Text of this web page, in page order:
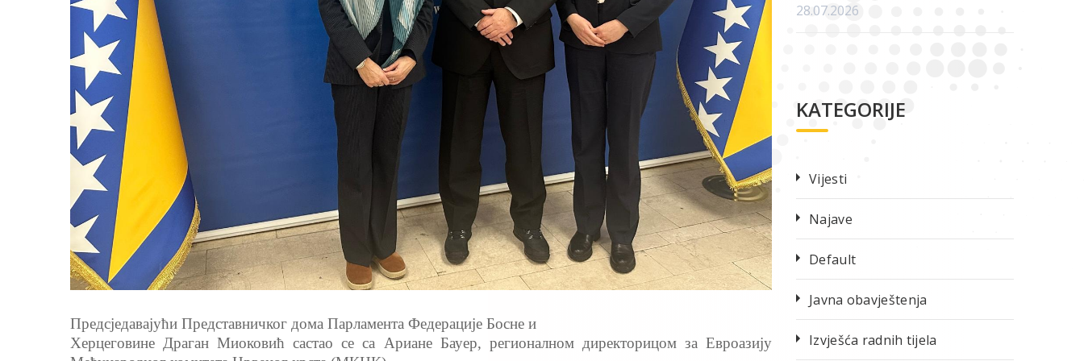
Предсједавајући Представничког дома Парламента Федерације Босне и
Херцеговине Драган Миоковић састао се са Ариане Бауер, регионалном директорицом за Евроазију
28.07.2026
KATEGORIJE
Vijesti
Najave
Default
Javna obavještenja
Izvješća radnih tijela